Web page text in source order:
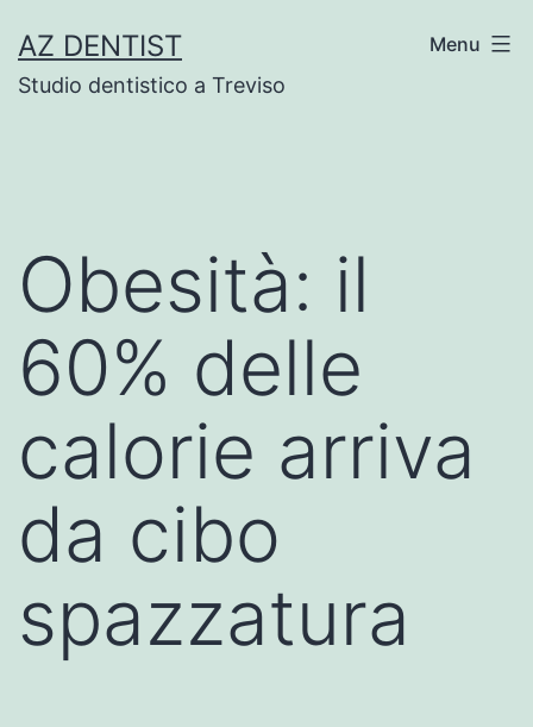
to
content
AZ DENTIST
Studio dentistico a Treviso
Menu
Obesità: il
60% delle
calorie arriva
da cibo
spazzatura